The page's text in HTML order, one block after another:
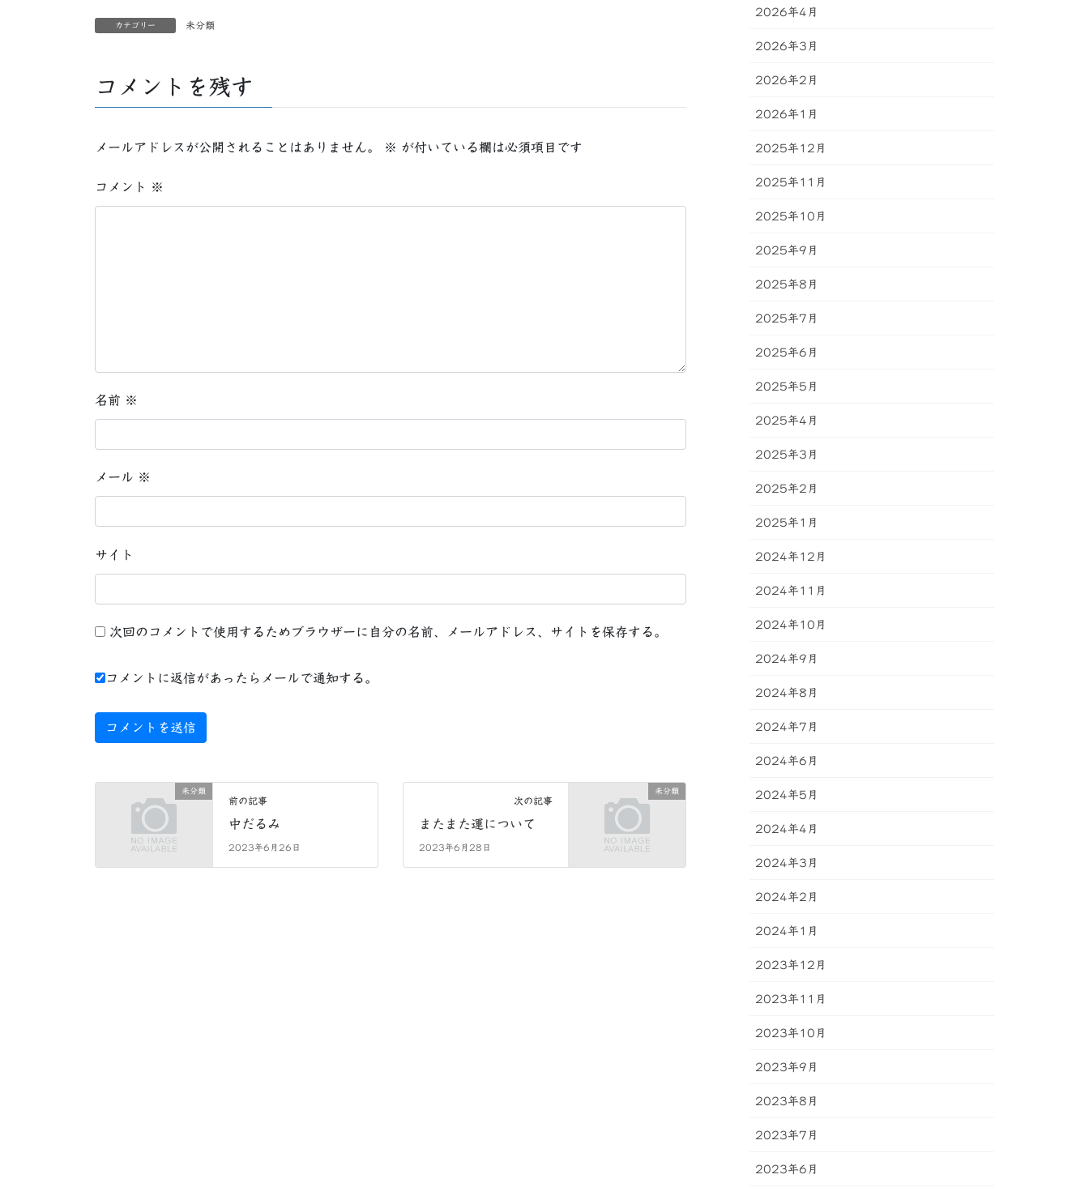
カテゴリー 未分類
コメントを残す
メールアドレスが公開されることはありません。 ※ が付いている欄は必須項目です
コメント ※
名前 ※
メール ※
サイト
次回のコメントで使用するためブラウザーに自分の名前、メールアドレス、サイトを保存する。
コメントに返信があったらメールで通知する。
未分類
前の記事
中だるみ
2023年6月26日
未分類
次の記事
またまた運について
2023年6月28日
2026年4月
2026年3月
2026年2月
2026年1月
2025年12月
2025年11月
2025年10月
2025年9月
2025年8月
2025年7月
2025年6月
2025年5月
2025年4月
2025年3月
2025年2月
2025年1月
2024年12月
2024年11月
2024年10月
2024年9月
2024年8月
2024年7月
2024年6月
2024年5月
2024年4月
2024年3月
2024年2月
2024年1月
2023年12月
2023年11月
2023年10月
2023年9月
2023年8月
2023年7月
2023年6月